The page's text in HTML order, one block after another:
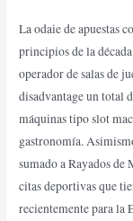
La odaie de apuestas
principios de la
operador de salas de
disadvantage un total
máquinas tipo slot
gastronomía.
sumado a Rayados
citas deportivas que
recientemente para la